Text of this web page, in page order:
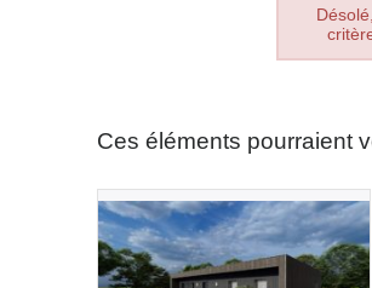
Ces éléments pourraient